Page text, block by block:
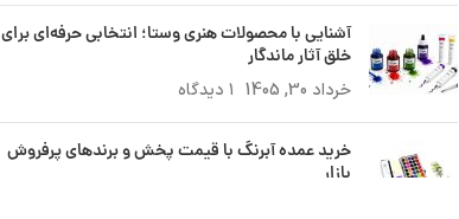
آشنایی با محصولات هنری وستا؛ انتخابی حرفه‌ای برای
خلق آثار ماندگار
خرداد 30, 1405 ۱ دیدگاه
خرید عمده آبرنگ با قیمت پخش و برندهای پرفروش
بازار